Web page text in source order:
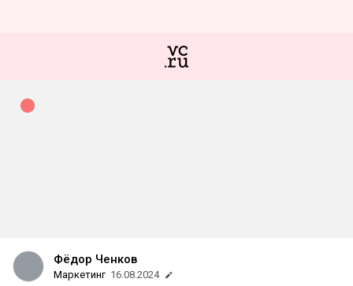
Фёдор Ченков
Маркетинг 16.08.2024